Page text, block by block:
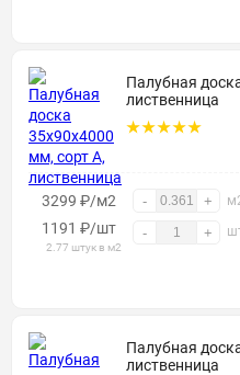
Палубная
лиственница
3299 ₽/м2 - +
1191 ₽/шт
2.77 штук в м2
- +
Палубная
лиственница